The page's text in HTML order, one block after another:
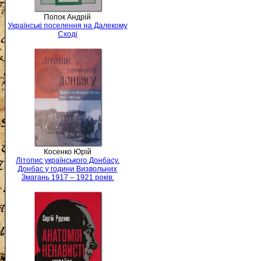
Попок Андрій
Українські поселення на Далекому
Сході
Косенко Юрій
Літопис українського Донбасу.
Донбас у години Визвольних
Змагань 1917 – 1921 років.